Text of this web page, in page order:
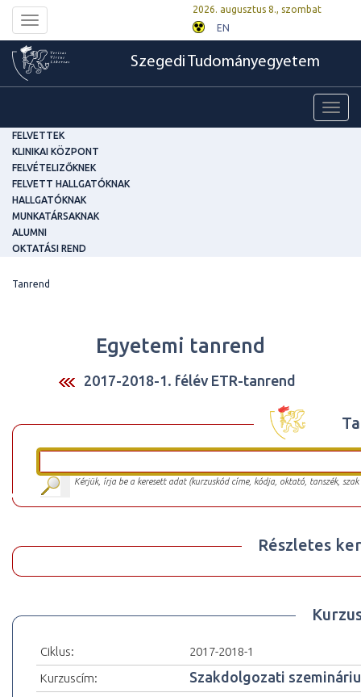
Toggle
navigation
2026. augusztus 8., szombat
EN
Szegedi Tudományegyetem
FELVETTEK
KLINIKAI KÖZPONT
FELVÉTELIZŐKNEK
FELVETT HALLGATÓKNAK
HALLGATÓKNAK
MUNKATÁRSAKNAK
ALUMNI
OKTATÁSI REND
Tanrend
Egyetemi tanrend
2017-2018-1. félév ETR-tanrend
Kérjük, írja be a keresett adat (kurzuskód címe, kódja, oktató, tanszék,
Részletes
Ciklus:
2017-2018-1
Kurzuscím:
Szakdolgozati